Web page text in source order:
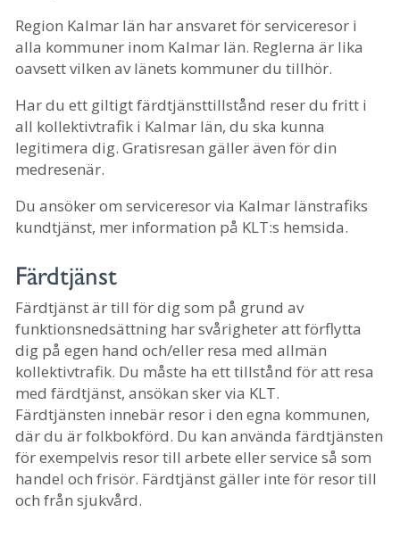
Region Kalmar län har ansvaret för serviceresor i
alla kommuner inom Kalmar län. Reglerna är lika
oavsett vilken av länets kommuner du tillhör.
Har du ett giltigt färdtjänsttillstånd reser du fritt i
all kollektivtrafik i Kalmar län, du ska kunna
legitimera dig. Gratisresan gäller även för din
medresenär.
Du ansöker om serviceresor via Kalmar länstrafiks
kundtjänst, mer information på KLT:s hemsida.
Färdtjänst
Färdtjänst är till för dig som på grund av
funktionsnedsättning har svårigheter att förflytta
dig på egen hand och/eller resa med allmän
kollektivtrafik. Du måste ha ett tillstånd för att resa
med färdtjänst, ansökan sker via KLT.
Färdtjänsten innebär resor i den egna kommunen,
där du är folkbokförd. Du kan använda färdtjänsten
för exempelvis resor till arbete eller service så som
handel och frisör. Färdtjänst gäller inte för resor till
och från sjukvård.